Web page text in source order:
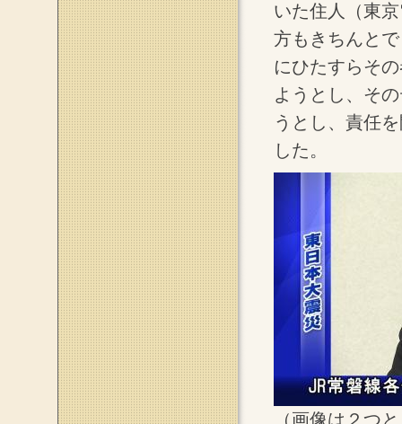
いた住人（東
方もきちんと
にひたすらそ
ようとし、そ
うとし、責任
した。
（画像は２つ